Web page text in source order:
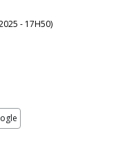
- 17H50)